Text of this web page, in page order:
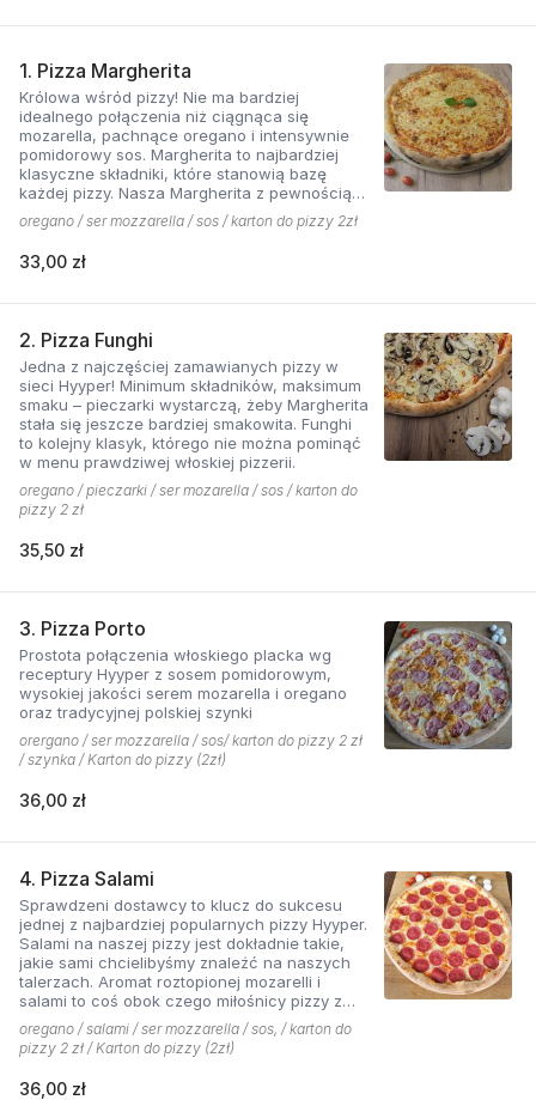
1. Pizza Margherita
Królowa wśród pizzy! Nie ma bardziej
idealnego połączenia niż ciągnąca się
mozarella, pachnące oregano i intensywnie
pomidorowy sos. Margherita to najbardziej
klasyczne składniki, które stanowią bazę
każdej pizzy. Nasza Margherita z pewnością
nie ma sobie równych w okolicy!
oregano / ser mozzarella / sos / karton do pizzy 2zł
33,00 zł
2. Pizza Funghi
Jedna z najczęściej zamawianych pizzy w
sieci Hyyper! Minimum składników, maksimum
smaku – pieczarki wystarczą, żeby Margherita
stała się jeszcze bardziej smakowita. Funghi
to kolejny klasyk, którego nie można pominąć
w menu prawdziwej włoskiej pizzerii.
oregano / pieczarki / ser mozarella / sos / karton do
pizzy 2 zł
35,50 zł
3. Pizza Porto
Prostota połączenia włoskiego placka wg
receptury Hyyper z sosem pomidorowym,
wysokiej jakości serem mozarella i oregano
oraz tradycyjnej polskiej szynki
orergano / ser mozzarella / sos/ karton do pizzy 2 zł
/ szynka / Karton do pizzy (2zł)
36,00 zł
4. Pizza Salami
Sprawdzeni dostawcy to klucz do sukcesu
jednej z najbardziej popularnych pizzy Hyyper.
Salami na naszej pizzy jest dokładnie takie,
jakie sami chcielibyśmy znaleźć na naszych
talerzach. Aromat roztopionej mozarelli i
salami to coś obok czego miłośnicy pizzy z
mięsem nie przejdą obojętnie!
oregano / salami / ser mozzarella / sos, / karton do
pizzy 2 zł / Karton do pizzy (2zł)
36,00 zł